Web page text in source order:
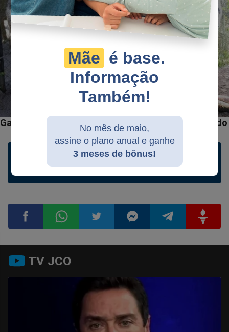
Mãe é base.
Informação
Também!
No mês de maio,
assine o plano anual e ganhe
3 meses de bônus!
Ler comentários e comentar
Compartilhar
WhatsappTwitter
no
Messenger
no
no
TV JCO